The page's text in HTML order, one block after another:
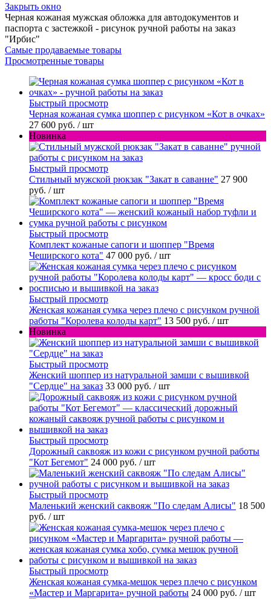
Закрыть окно
Черная кожаная мужская обложка для автодокументов и
паспорта с застежкой - рисунок ручной работы на заказ
"Ирбис"
Самые продаваемые товары
Просмотренные товары
Быстрый просмотр
Черная кожаная сумка шоппер с рисунком «Кот в очках»
27 600 руб. / шт
Новинка
Быстрый просмотр
Стильный мужской рюкзак "Закат в саванне" 27 900
руб. / шт
Быстрый просмотр
Комплект кожаные сапоги и шоппер "Время
Чеширского кота" 47 000 руб. / шт
Быстрый просмотр
Женская кожаная сумка через плечо с рисунком ручной
работы "Королева колоды карт" 13 500 руб. / шт
Новинка
Быстрый просмотр
Женский шоппер из натуральной замши с вышивкой
"Сердце" на заказ 33 000 руб. / шт
Быстрый просмотр
Дорожный саквояж из кожи с рисунком ручной работы
"Кот Бегемот" 24 000 руб. / шт
Быстрый просмотр
Маленький женский саквояж "По следам Алисы" 18 500
руб. / шт
Быстрый просмотр
Женская кожаная сумка-мешок через плечо с рисунком
«Мастер и Маргарита» ручной работы 24 000 руб. / шт